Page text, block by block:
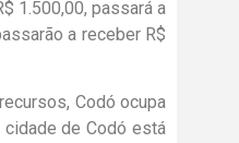
1.500,00, passará a
a receber R$
Codó ocupa
cidade de Codó está